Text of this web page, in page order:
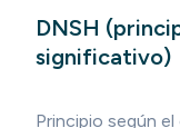
DNSH
significativo)
Principio según